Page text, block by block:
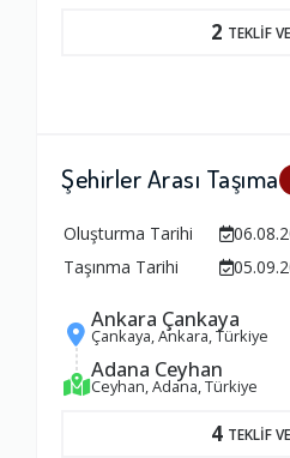
2 TEKLİF
Şehirler Arası Taşıma
Oluşturma Tarihi
Taşınma Tarihi
Ankara Çankaya
Çankaya, Ankara, Türkiye
Adana Ceyhan
Ceyhan, Adana, Türkiye
4 TEKLİF